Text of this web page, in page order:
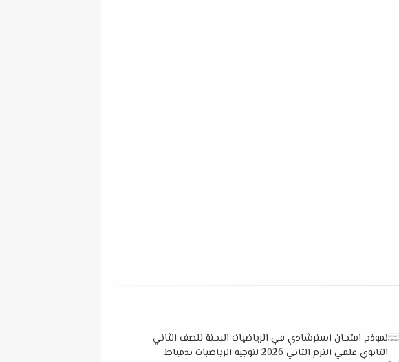
نموذج امتحان استرشادي في الرياضيات البحتة للصف الثاني
الثانوي علمي الترم الثاني 2026 لتوجيه الرياضيات بدمياط